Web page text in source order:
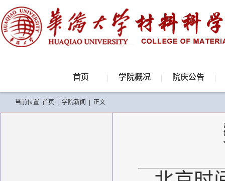
首页 学院概况 院庆公告
当前位置: 首页 学院新闻 正文